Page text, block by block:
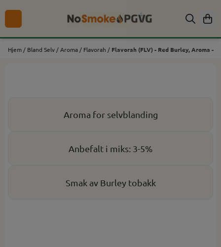
Hopp til innhold
Hjem / Bland Selv /Aroma / Flavorah / Flavorah (FLV) - Red Burley, Aroma -
Aroma for selvblanding
Anbefalt i miks: 3-5%
Smak av Burley tobakk